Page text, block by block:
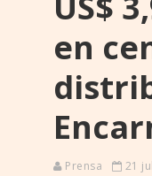
en
Prensa 21